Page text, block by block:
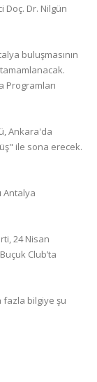
Doç. Dr. Nilgün
buluşmasının
Programları
Ankara'da
ile sona erecek.
Antalya
24 Nisan
Club’ta
fazla bilgiye şu